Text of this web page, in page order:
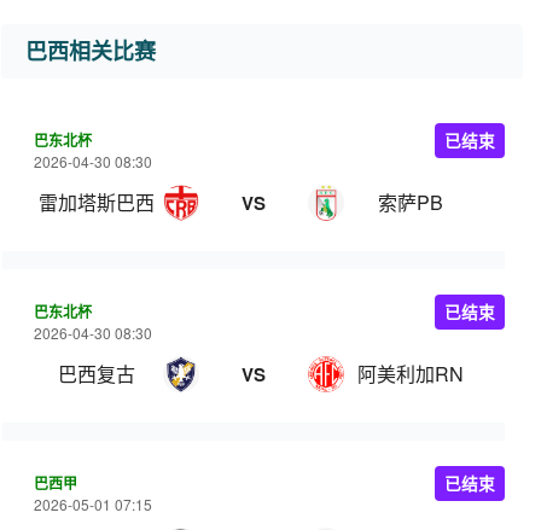
巴西相关比赛
巴东北杯
2026-04-30 08:30
雷加塔斯巴西 VS 索萨PB
已结束
巴东北杯
2026-04-30 08:30
巴西复古 VS 阿美利加RN
已结束
巴西甲
2026-05-01 07:15
已结束